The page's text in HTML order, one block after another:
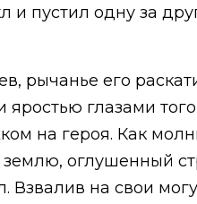
и пустил одну за
рычанье его
глазами
на героя. Как
оглушенный
Взвалив на свои